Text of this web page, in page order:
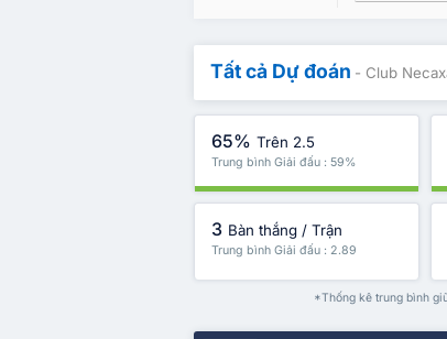
Tất cả Dự đoán - Club
65% Trên 2.5
Trung bình Giải đấu : 59%
3 Bàn thắng / Trận
Trung bình Giải đấu : 2.89
*Thống kê trung bình